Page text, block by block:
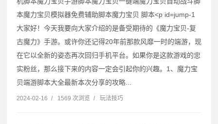
本魔力宝贝模拟器免费辅助脚本魔力宝贝 脚本˂p id=jump-1
大家好！今天我要向大家介绍的是备受期待的《魔力宝贝-复
古魔力》手游。或许你还记得20年前那款风靡一时的端游，现
在它以全新的姿态再次回归手机平台。如果你是这款游戏的忠
实粉丝，那么接下来的内容一定会引起你的兴趣。1、魔力宝
贝端游脚本大全最新本次分享的攻略...
2024-02-16 / 1569 次浏览 / 玩法技巧